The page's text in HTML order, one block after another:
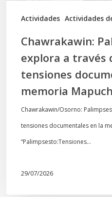
Actividades Actividades
documentales
memoria
Mapuche
Chawrakawin:
explora a través
tensiones
memoria
Chawrakawin/Osorno:
tensiones documentales en la
“Palimpsesto:Tensiones…
29/07/2026